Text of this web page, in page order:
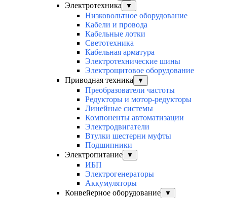
Электротехника ▼
Низковольтное оборудование
Кабели и провода
Кабельные лотки
Светотехника
Кабельная арматура
Электротехнические шины
Электрощитовое оборудование
Приводная техника
▼
Преобразователи частоты
Редукторы и мотор-редукторы
Линейные системы
Компоненты автоматизации
Электродвигатели
Втулки шестерни муфты
Подшипники
Электропитание
▼
ИБП
Электрогенераторы
Аккумуляторы
Конвейерное оборудование
▼